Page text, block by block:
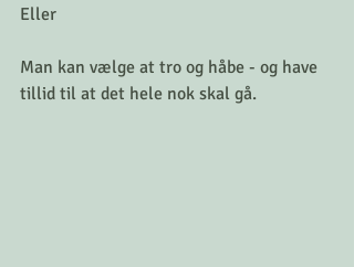
Eller
Man kan vælge at tro og håbe - og have
tillid til at det hele nok skal gå.